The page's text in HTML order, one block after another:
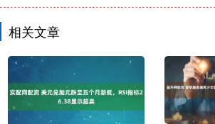
相关文章